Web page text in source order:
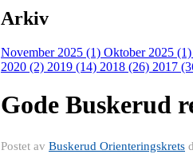
Arkiv
November 2025 (1) Oktober 2025 (1)
2020 (2) 2019 (14) 2018 (26) 2017
Gode Buskerud
Postet av Buskerud Orienteringskrets